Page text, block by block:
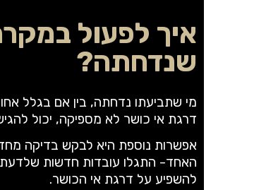
איך לפעול
שנדחתה?
מי שתביעתו נדחתה, בין אם בגלל
דרגת אי כושר לא מספיקה, יכול
אפשרות נוספת היא לבקש בדיקה
האחד- התגלו עובדות חדשות שלדעת
להשפיע על דרגת אי הכושר.